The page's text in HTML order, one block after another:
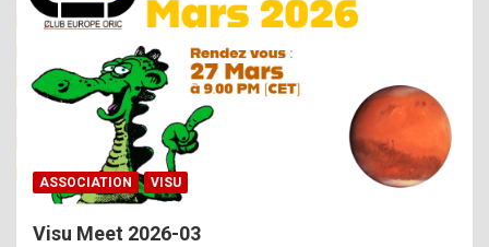
e
R
o
ASSOCIATION VISU
Visu Meet 2026-03